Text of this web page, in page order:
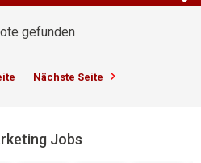
gefunden
Nächste Seite
Jobs